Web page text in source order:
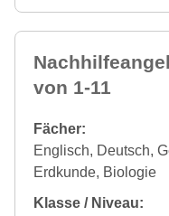
von 1-11
Fächer:
Englisch, Deutsch,
Erdkunde, Biologie
Klasse / Niveau: